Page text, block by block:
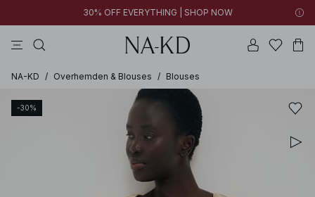
30% OFF EVERYTHING | SHOP NOW
NA-KD / Overhemden & Blouses / Blouses
-30%